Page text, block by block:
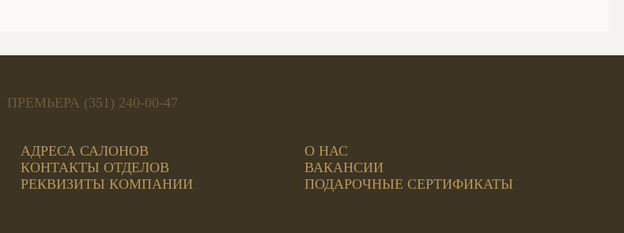
ПРЕМЬЕРА (351) 240-00-47
АДРЕСА САЛОНОВ
КОНТАКТЫ ОТДЕЛОВ
РЕКВИЗИТЫ КОМПАНИИ
О НАС
ВАКАНСИИ
ПОДАРОЧНЫЕ СЕРТИФИКАТЫ